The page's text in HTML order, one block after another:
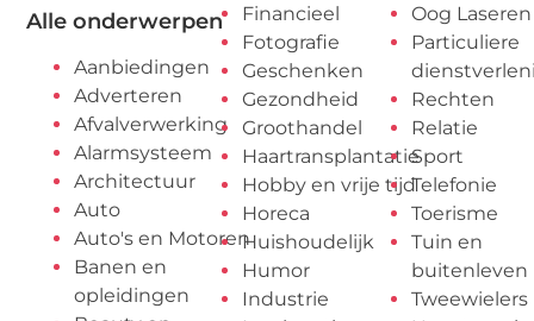
Alle onderwerpen
Aanbiedingen
Adverteren
Afvalverwerking
Alarmsysteem
Architectuur
Auto
Auto's en Motoren
Banen en
opleidingen
Financieel
Fotografie
Geschenken
Gezondheid
Groothandel
Haartransplantatie
Hobby en vrije tijd
Horeca
Huishoudelijk
Humor
Industrie
Oog Laseren
Particuliere
Rechten
Relatie
Sport
Telefonie
Toerisme
Tuin en
buitenleven
Tweewielers